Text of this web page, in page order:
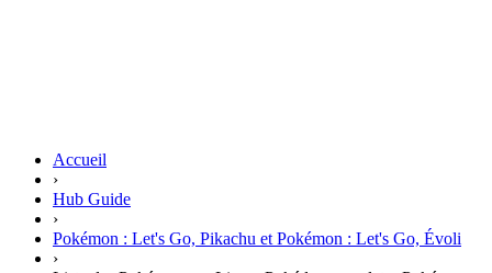
Accueil
›
Hub Guide
›
Pokémon : Let's Go, Pikachu et Pokémon : Let's Go, Évoli
›